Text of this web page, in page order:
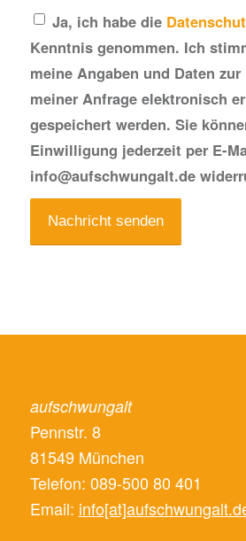
Ja, ich habe die
Kenntnis genommen. Ich
meine Angaben und Daten
meiner Anfrage elektronisch
gespeichert werden. Sie
Einwilligung jederzeit per E-
info@aufschwungalt.de
aufschwungalt
Pennstr. 8
81549 München
Telefon: 089-500 80 401
Email: